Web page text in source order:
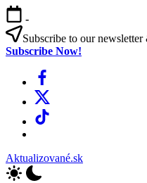
Skip
to
content
-
Subscribe to our
Subscribe Now!
Facebook
X
TikTok
Aktualizované.sk